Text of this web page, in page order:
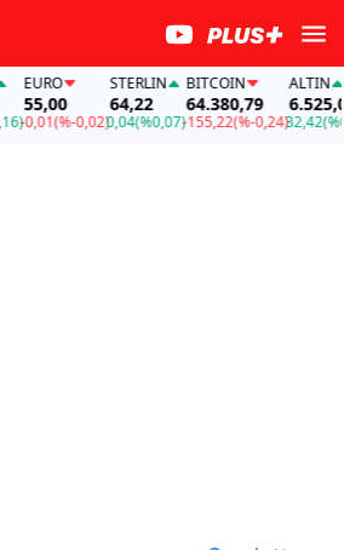
(%-0,02)
STERLIN
64,22
0,04(%0,07)
BITCOIN
64.380,79
-155,22(%-0,24)
ALTIN
6.525,00
32,42(%0,50)